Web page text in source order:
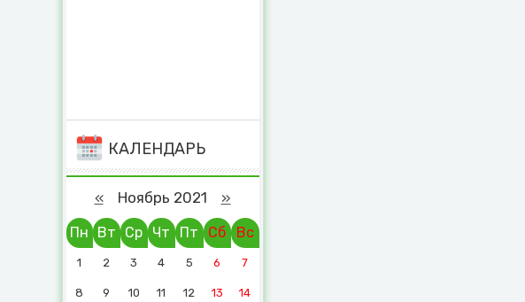
КАЛЕНДАРЬ
«Ноябрь 2021 »
Пн Вт Ср Чт Пт Сб Вс
1 2 3 4 5 6 7
8 9 10 11 12 13 14